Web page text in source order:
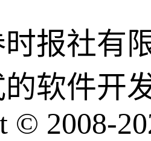
报社有
软件开
© 2008-